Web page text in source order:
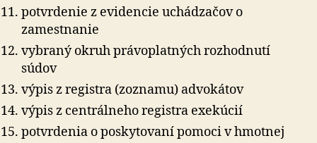
potvrdenie z evidencie uchádzačov o
zamestnanie
vybraný okruh právoplatných rozhodnutí
súdov
výpis z registra (zoznamu) advokátov
výpis z centrálneho registra exekúcií
potvrdenia o poskytovaní pomoci v hmotnej